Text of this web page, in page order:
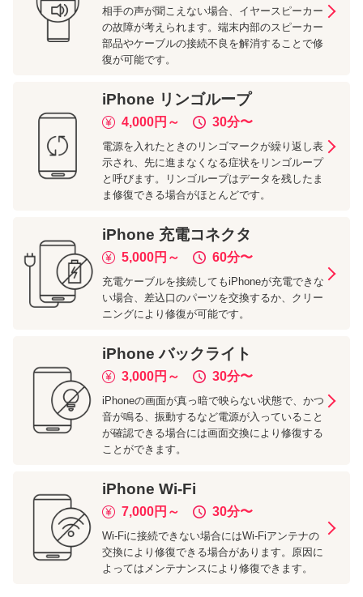
相手の声が聞こえない場合、イヤースピーカー
の故障が考えられます。端末内部のスピーカー
部品やケーブルの接続不良を解消することで修
復が可能です。
iPhone リンゴループ
4,000円～ 30分〜
電源を入れたときのリンゴマークが繰り返し表
示され、先に進まなくなる症状をリンゴループ
と呼びます。リンゴループはデータを残したま
ま修復できる場合がほとんどです。
iPhone 充電コネクタ
5,000円～ 60分〜
充電ケーブルを接続してもiPhoneが充電できな
い場合、差込口のパーツを交換するか、クリー
ニングにより修復が可能です。
iPhone バックライト
3,000円～ 30分〜
iPhoneの画面が真っ暗で映らない状態で、かつ
音が鳴る、振動するなど電源が入っていること
が確認できる場合には画面交換により修復する
ことができます。
iPhone Wi-Fi
7,000円～ 30分〜
Wi-Fiに接続できない場合にはWi-Fiアンテナの
交換により修復できる場合があります。原因に
よってはメンテナンスにより修復できます。